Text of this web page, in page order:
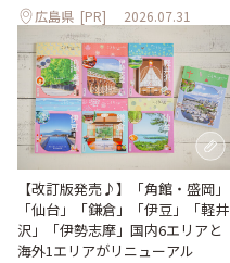
広島県 [PR] 2026.07.31
【改訂版発売♪】「角館・盛岡」
「仙台」「鎌倉」「伊豆」「軽井
沢」「伊勢志摩」国内6エリアと
海外1エリアがリニューアル